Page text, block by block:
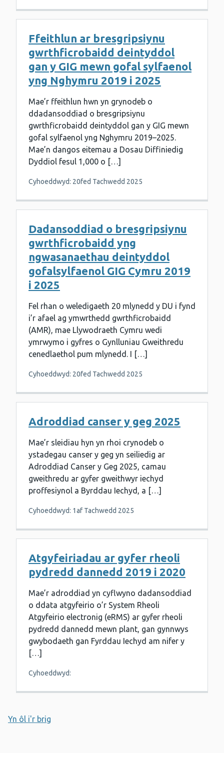
Ffeithlun ar bresgripsiynu
gwrthficrobaidd deintyddol
gan y GIG mewn gofal sylfaenol
yng Nghymru 2019 i 2025
Mae’r ffeithlun hwn yn grynodeb o
ddadansoddiad o bresgripsiynu
gwrthficrobaidd deintyddol gan y GIG mewn
gofal sylfaenol yng Nghymru 2019–2025.
Mae’n dangos eitemau a Dosau Diffiniedig
Dyddiol fesul 1,000 o […]
Cyhoeddwyd: 20fed Tachwedd 2025
Dadansoddiad o bresgripsiynu
gwrthficrobaidd yng
ngwasanaethau deintyddol
gofalsylfaenol GIG Cymru 2019
i 2025
Fel rhan o weledigaeth 20 mlynedd y DU i fynd
i’r afael ag ymwrthedd gwrthficrobaidd
(AMR), mae Llywodraeth Cymru wedi
ymrwymo i gyfres o Gynlluniau Gweithredu
cenedlaethol pum mlynedd. I […]
Cyhoeddwyd: 20fed Tachwedd 2025
Adroddiad canser y geg 2025
Mae’r sleidiau hyn yn rhoi crynodeb o
ystadegau canser y geg yn seiliedig ar
Adroddiad Canser y Geg 2025, camau
gweithredu ar gyfer gweithwyr iechyd
proffesiynol a Byrddau Iechyd, a […]
Cyhoeddwyd: 1af Tachwedd 2025
Atgyfeiriadau ar gyfer rheoli
pydredd dannedd 2019 i 2020
Mae’r adroddiad yn cyflwyno dadansoddiad
o ddata atgyfeirio o’r System Rheoli
Atgyfeirio electronig (eRMS) ar gyfer rheoli
pydredd dannedd mewn plant, gan gynnwys
gwybodaeth gan Fyrddau Iechyd am nifer y
[…]
Cyhoeddwyd:
Yn ôl i'r brig